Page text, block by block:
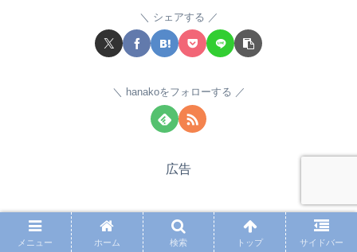
シェアする
hanakoをフォローする
広告
【顔画像】パク・ソジュンの弟は野球選
メニュー ホーム 検索 トップ サイドバー